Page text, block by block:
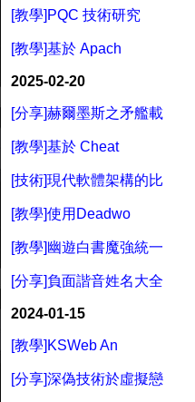
[教學]PQC 技術研究
[教學]基於 Apach
2025-02-20
[分享]赫爾墨斯之矛艦載
[教學]基於 Cheat
[技術]現代軟體架構的比
[教學]使用Deadwo
[教學]幽遊白書魔強統一
[分享]負面諧音姓名大全
2024-01-15
[教學]KSWeb An
[分享]深偽技術於虛擬戀